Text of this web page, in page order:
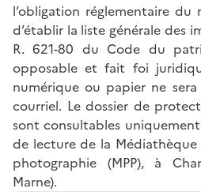
l’obligation réglementaire
d’établir la liste générale des
R. 621-80 du Code du
opposable et fait foi
numérique ou papier ne
courriel. Le dossier de
sont consultables
de lecture de la
photographie (MPP), à
Marne).